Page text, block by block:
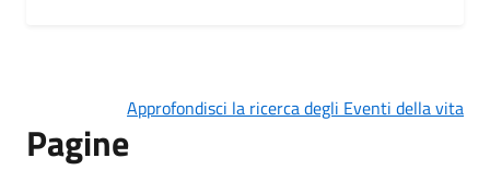
Approfondisci la ricerca degli Eventi della vita
Pagine